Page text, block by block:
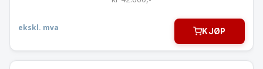
ekskl. mva KJØP